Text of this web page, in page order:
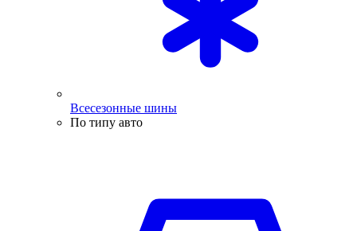
Всесезонные шины
По типу авто